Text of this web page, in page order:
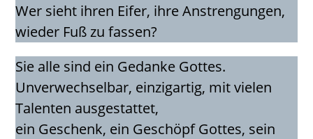
Wer sieht ihren Eifer, ihre Anstrengungen,
wieder Fuß zu fassen?
Sie alle sind ein Gedanke Gottes.
Unverwechselbar, einzigartig, mit vielen
Talenten ausgestattet,
ein Geschenk, ein Geschöpf Gottes, sein